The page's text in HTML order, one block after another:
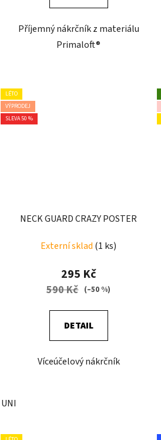
Příjemný nákrčník z materiálu
Primaloft®
LÉTO
VÝPRODEJ
SLEVA 50 %
NECK GUARD CRAZY POSTER
Externí sklad (1 ks)
295 Kč
590 Kč (–50 %)
DETAIL
Víceúčelový nákrčník
UNI